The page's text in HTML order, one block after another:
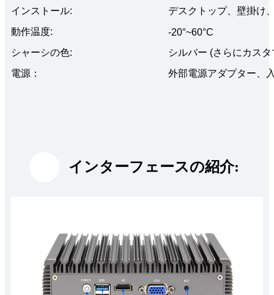
インストール:
デスクトップ、壁掛け
動作温度:
-20°~60°C
シャーシの色:
シルバー (さらにカス
電源：
外部電源アダプター、
インターフェースの紹介: